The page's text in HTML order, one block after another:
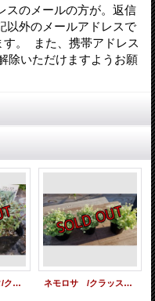
のメールの方が。返信
以外のメールアドレスで
。 また、携帯アドレス
除いただけますようお願
パンクチュラータ/クラッスラ属 ネモロサ /クラッスラ属（21-11）